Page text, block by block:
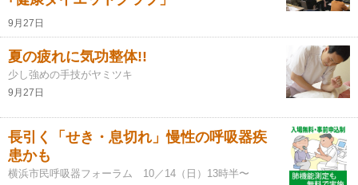
9月27日
夏の疲れに気功整体!!
少し強めの手技がヤミツキ
9月27日
長引く「せき・息切れ」慢性の呼吸器疾
患かも
横浜市民呼吸器フォーラム 10／14（日）13時半〜